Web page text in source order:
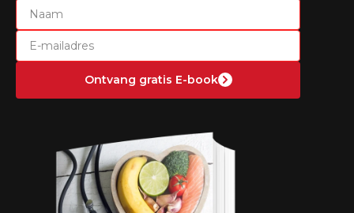
Naam
E-mailadres
Laat dit veld leeg
Ontvang gratis E-book